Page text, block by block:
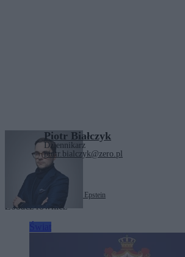
Piotr Białczyk
Dziennikarz
piotr.bialczyk@zero.pl
Tagi: Jeffrey Epstein
Zobacz również